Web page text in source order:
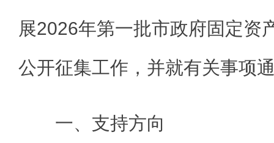
展2026年第一批市政府固定资
公开征集工作，并就有关事项
一、支持方向